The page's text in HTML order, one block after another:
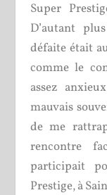
Super
D’autant
défaite était
comme le
assez
mauvais
de me
rencontre
participait
Prestige, à